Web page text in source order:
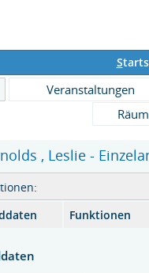
S
Veranstaltungen
, Leslie -
Funktionen